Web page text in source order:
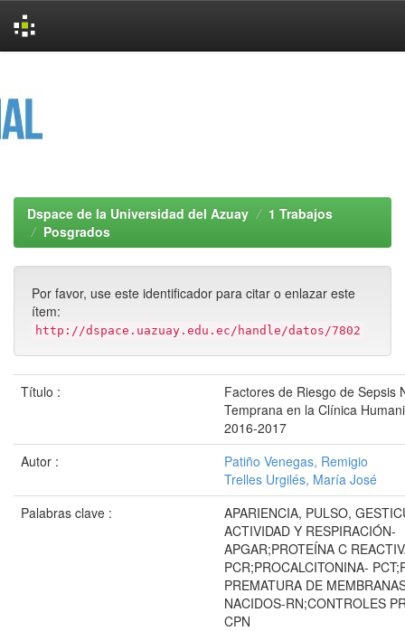
Dspace de la Universidad del Azuay
1 Trabajos
Posgrados
Por favor, use este identificador para citar o enlazar este
ítem:
http://dspace.uazuay.edu.ec/handle/datos/7802
Título :
Factores de Riesgo de Sepsis
Temprana en la Clínica
2016-2017
Autor :
Patiño Venegas, Remigio
Trelles Urgilés, María José
Palabras clave :
APARIENCIA, PULSO,
ACTIVIDAD Y RESPIRACIÓN-
APGAR;PROTEÍNA C
PCR;PROCALCITONINA-
PREMATURA DE
NACIDOS-RN;CONTROLES
CPN